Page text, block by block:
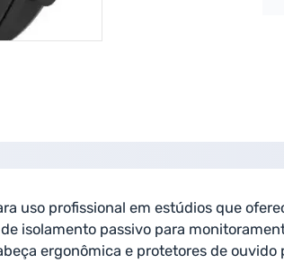
uso profissional em estúdios que
isolamento passivo para
ergonômica e protetores de